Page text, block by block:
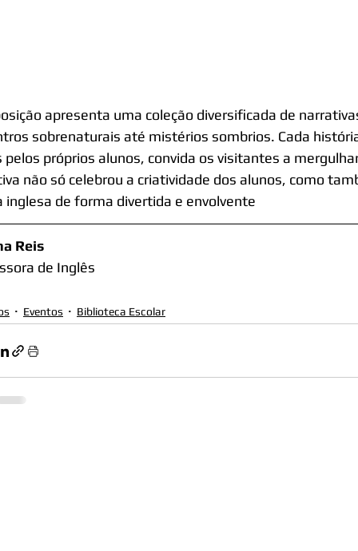
apresenta uma coleção diversificada de
sobrenaturais até mistérios sombrios. Cada
próprios alunos, convida os visitantes a
não só celebrou a criatividade dos alunos, como
inglesa de forma divertida e envolvente
Reis
de Inglês
Eventos Biblioteca Escolar